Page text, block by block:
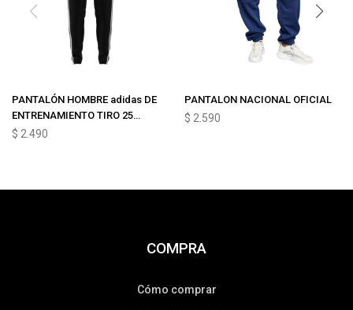
PANTALÓN HOMBRE adidas DE
ENTRENAMIENTO TIRO 25
ESSENTIALS
$ 2.490
PANTALON NACIONAL OFICIAL
$ 2.590
COMPRA
Cómo comprar